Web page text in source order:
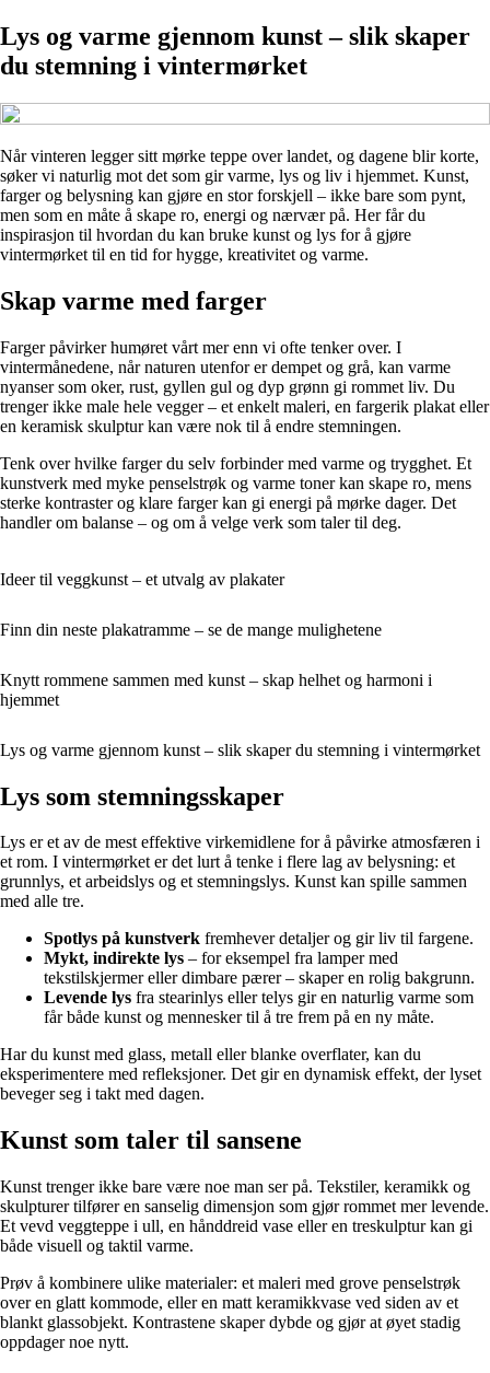
Lys og varme gjennom kunst – slik skaper
du stemning i vintermørket
Når vinteren legger sitt mørke teppe over landet, og dagene blir korte,
søker vi naturlig mot det som gir varme, lys og liv i hjemmet. Kunst,
farger og belysning kan gjøre en stor forskjell – ikke bare som pynt,
men som en måte å skape ro, energi og nærvær på. Her får du
inspirasjon til hvordan du kan bruke kunst og lys for å gjøre
vintermørket til en tid for hygge, kreativitet og varme.
Skap varme med farger
Farger påvirker humøret vårt mer enn vi ofte tenker over. I
vintermånedene, når naturen utenfor er dempet og grå, kan varme
nyanser som oker, rust, gyllen gul og dyp grønn gi rommet liv. Du
trenger ikke male hele vegger – et enkelt maleri, en fargerik plakat eller
en keramisk skulptur kan være nok til å endre stemningen.
Tenk over hvilke farger du selv forbinder med varme og trygghet. Et
kunstverk med myke penselstrøk og varme toner kan skape ro, mens
sterke kontraster og klare farger kan gi energi på mørke dager. Det
handler om balanse – og om å velge verk som taler til deg.
Ideer til veggkunst – et utvalg av plakater
Finn din neste plakatramme – se de mange mulighetene
Knytt rommene sammen med kunst – skap helhet og harmoni i
hjemmet
Lys og varme gjennom kunst – slik skaper du stemning i vintermørket
Lys som stemningsskaper
Lys er et av de mest effektive virkemidlene for å påvirke atmosfæren i
et rom. I vintermørket er det lurt å tenke i flere lag av belysning: et
grunnlys, et arbeidslys og et stemningslys. Kunst kan spille sammen
med alle tre.
Spotlys på kunstverk fremhever detaljer og gir liv til fargene.
Mykt, indirekte lys – for eksempel fra lamper med
tekstilskjermer eller dimbare pærer – skaper en rolig bakgrunn.
Levende lys fra stearinlys eller telys gir en naturlig varme som
får både kunst og mennesker til å tre frem på en ny måte.
Har du kunst med glass, metall eller blanke overflater, kan du
eksperimentere med refleksjoner. Det gir en dynamisk effekt, der lyset
beveger seg i takt med dagen.
Kunst som taler til sansene
Kunst trenger ikke bare være noe man ser på. Tekstiler, keramikk og
skulpturer tilfører en sanselig dimensjon som gjør rommet mer levende.
Et vevd veggteppe i ull, en hånddreid vase eller en treskulptur kan gi
både visuell og taktil varme.
Prøv å kombinere ulike materialer: et maleri med grove penselstrøk
over en glatt kommode, eller en matt keramikkvase ved siden av et
blankt glassobjekt. Kontrastene skaper dybde og gjør at øyet stadig
oppdager noe nytt.